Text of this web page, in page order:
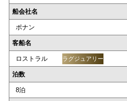
船会社名
ポナン
客船名
ロストラル ラグジュアリー
泊数
8泊